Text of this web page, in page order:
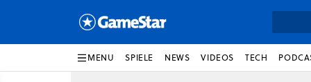
MENU SPIELE NEWS VIDEOS TECH